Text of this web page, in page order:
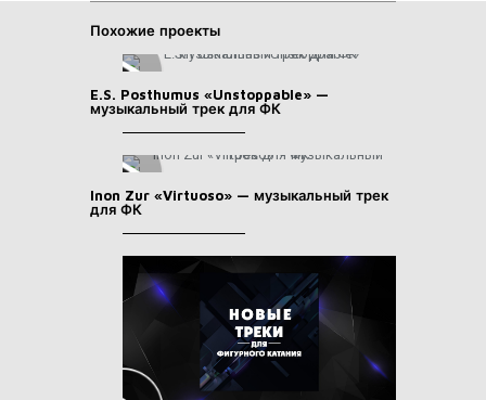
Похожие проекты
E.S. Posthumus «Unstoppable» —
музыкальный трек для ФК
Inon Zur «Virtuoso» — музыкальный трек
для ФК